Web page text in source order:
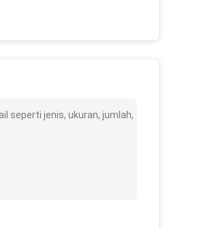
seperti jenis, ukuran, jumlah,